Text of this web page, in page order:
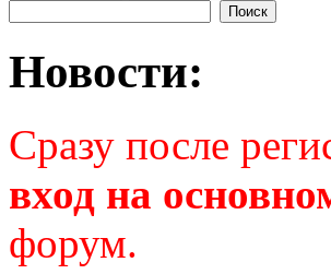
Новости:
Сразу после
вход на
форум.